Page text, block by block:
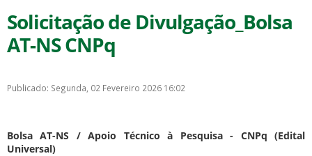
Solicitação de Divulgação_Bolsa
AT-NS CNPq
Publicado: Segunda, 02 Fevereiro 2026 16:02
Bolsa AT-NS / Apoio Técnico à Pesquisa - CNPq (Edital
Universal)